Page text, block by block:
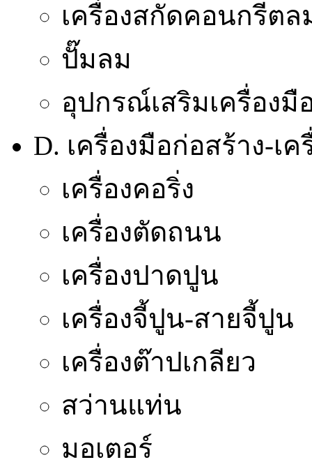
เครื่องสกัดคอนกรีตล
ปั๊มลม
อุปกรณ์เสริมเครื่องมื
D. เครื่องมือก่อสร้าง-เ
เครื่องคอริ่ง
เครื่องตัดถนน
เครื่องปาดปูน
เครื่องจี้ปูน-สายจี้ปูน
เครื่องต๊าปเกลียว
สว่านแท่น
มอเตอร์